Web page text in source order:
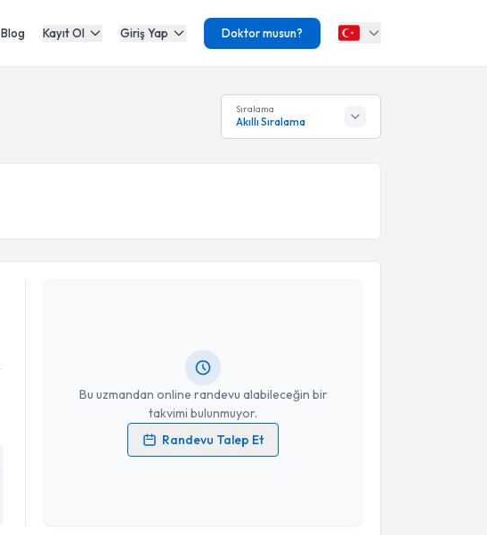
Blog Kayıt Ol Giriş Yap Doktor musun?
Sıralama
Akıllı Sıralama
Bu uzmandan online randevu alabileceğin bir
takvimi bulunmuyor.
Randevu Talep Et
Randevu Takvimi Talebi
Kişisel verilerimin işlenmesine ilişkinAydınlatma Metni